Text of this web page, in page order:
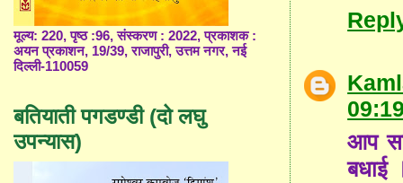
आप
बधाई
मूल्य: 220, पृष्ठ :96, संस्करण : 2022, प्रकाशक :
अयन प्रकाशन, 19/39, राजापुरी, उत्तम नगर, नई
दिल्ली-110059
बतियाती पगडण्डी (दो लघु
उपन्यास)